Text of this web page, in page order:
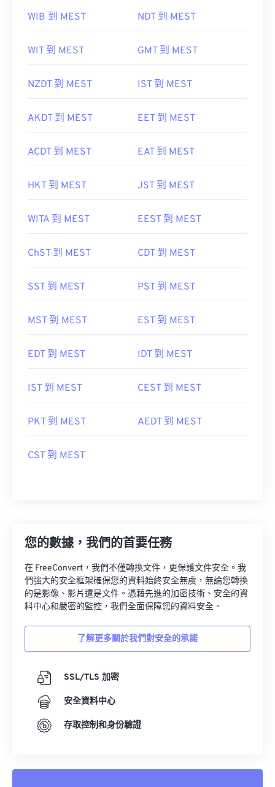
WIB 到 MEST NDT 到 MEST
WIT 到 MEST GMT 到 MEST
NZDT 到 MEST IST 到 MEST
AKDT 到 MEST EET 到 MEST
ACDT 到 MEST EAT 到 MEST
HKT 到 MEST JST 到 MEST
WITA 到 MEST EEST 到 MEST
ChST 到 MEST CDT 到 MEST
SST 到 MEST PST 到 MEST
MST 到 MEST EST 到 MEST
EDT 到 MEST IDT 到 MEST
IST 到 MEST CEST 到 MEST
PKT 到 MEST AEDT 到 MEST
CST 到 MEST
您的數據，我們的首要任務
在 FreeConvert，我們不僅轉換文件，更保護文件安全。我
們強大的安全框架確保您的資料始終安全無虞，無論您轉換
的是影像、影片還是文件。憑藉先進的加密技術、安全的資
料中心和嚴密的監控，我們全面保障您的資料安全。
了解更多關於我們對安全的承諾
SSL/TLS 加密
安全資料中心
存取控制和身份驗證